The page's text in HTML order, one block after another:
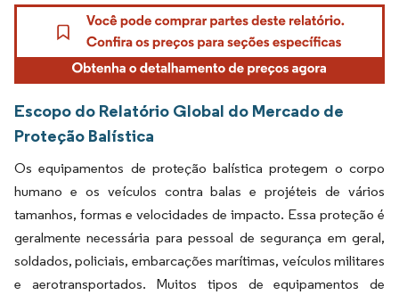
Escopo do Relatório Global do Mercado de
Proteção Balística
Os equipamentos de proteção balística protegem o corpo
humano e os veículos contra balas e projéteis de vários
tamanhos, formas e velocidades de impacto. Essa proteção é
geralmente necessária para pessoal de segurança em geral,
soldados, policiais, embarcações marítimas, veículos militares
e aerotransportados. Muitos tipos de equipamentos de